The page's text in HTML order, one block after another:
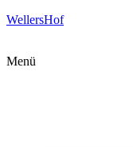
WellersHof
Menü